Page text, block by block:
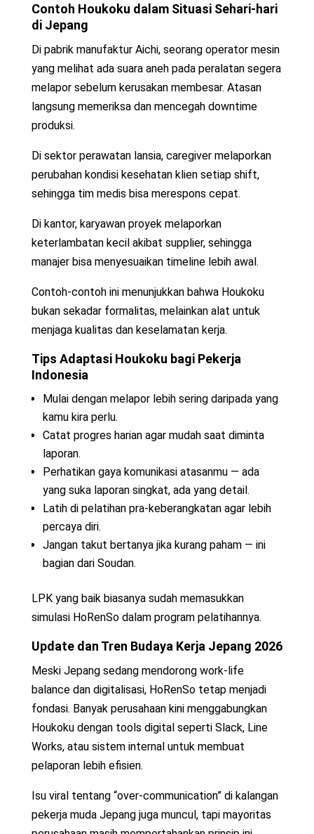
Contoh Houkoku dalam Situasi Sehari-hari
di Jepang
Di pabrik manufaktur Aichi, seorang operator mesin
yang melihat ada suara aneh pada peralatan segera
melapor sebelum kerusakan membesar. Atasan
langsung memeriksa dan mencegah downtime
produksi.
Di sektor perawatan lansia, caregiver melaporkan
perubahan kondisi kesehatan klien setiap shift,
sehingga tim medis bisa merespons cepat.
Di kantor, karyawan proyek melaporkan
keterlambatan kecil akibat supplier, sehingga
manajer bisa menyesuaikan timeline lebih awal.
Contoh-contoh ini menunjukkan bahwa Houkoku
bukan sekadar formalitas, melainkan alat untuk
menjaga kualitas dan keselamatan kerja.
Tips Adaptasi Houkoku bagi Pekerja
Indonesia
Mulai dengan melapor lebih sering daripada yang
kamu kira perlu.
Catat progres harian agar mudah saat diminta
laporan.
Perhatikan gaya komunikasi atasanmu — ada
yang suka laporan singkat, ada yang detail.
Latih di pelatihan pra-keberangkatan agar lebih
percaya diri.
Jangan takut bertanya jika kurang paham — ini
bagian dari Soudan.
LPK yang baik biasanya sudah memasukkan
simulasi HoRenSo dalam program pelatihannya.
Update dan Tren Budaya Kerja Jepang 2026
Meski Jepang sedang mendorong work-life
balance dan digitalisasi, HoRenSo tetap menjadi
fondasi. Banyak perusahaan kini menggabungkan
Houkoku dengan tools digital seperti Slack, Line
Works, atau sistem internal untuk membuat
pelaporan lebih efisien.
Isu viral tentang “over-communication” di kalangan
pekerja muda Jepang juga muncul, tapi mayoritas